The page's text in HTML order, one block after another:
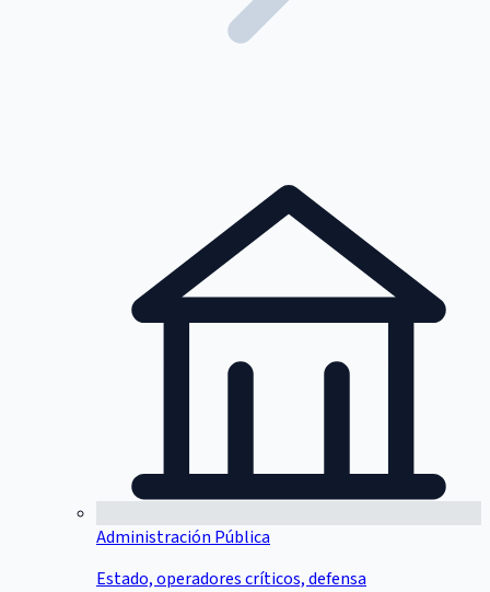
Administración Pública
Estado, operadores críticos, defensa